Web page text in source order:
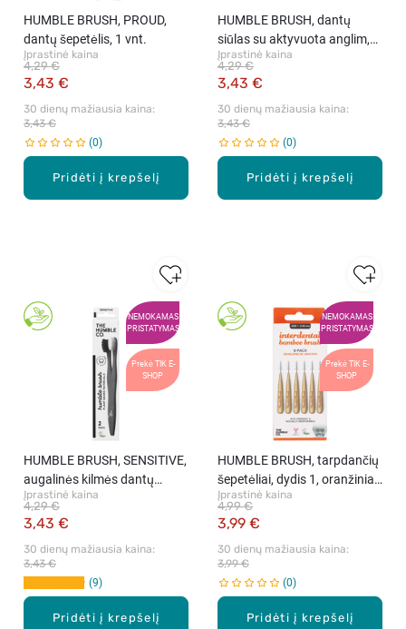
Pridėti į krepšelį
HUMBLE BRUSH, PROUD,
dantų šepetėlis, 1 vnt.
Įprastinė kaina
3,43 €
4,29 €
30 dienų mažiausia kaina:
3,43 €
0
Pridėti į krepšelį
HUMBLE BRUSH, dantų
siūlas su aktyvuota anglim,
50 vnt.
Įprastinė kaina
3,43 €
4,29 €
30 dienų mažiausia kaina:
3,43 €
0
NEMOKAMAS
PRISTATYMAS
Prekė TIK E-
SHOP
Pridėti į krepšelį
HUMBLE BRUSH, SENSITIVE,
augalinės kilmės dantų
šepetėliai, 2 vnt.
Įprastinė kaina
3,43 €
4,29 €
30 dienų mažiausia kaina:
3,43 €
9
NEMOKAMAS
PRISTATYMAS
Prekė TIK E-
SHOP
Pridėti į krepšelį
HUMBLE BRUSH, tarpdančių
šepetėliai, dydis 1, oranžiniai,
6 vnt.
Įprastinė kaina
3,99 €
4,99 €
30 dienų mažiausia kaina:
3,99 €
0